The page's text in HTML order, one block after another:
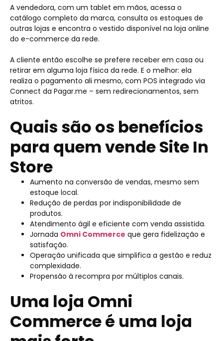
A vendedora, com um tablet em mãos, acessa o
catálogo completo da marca, consulta os estoques de
outras lojas e encontra o vestido disponível na loja online
do e-commerce da rede.
A cliente então escolhe se prefere receber em casa ou
retirar em alguma loja física da rede. E o melhor: ela
realiza o pagamento ali mesmo, com POS integrado via
Connect da Pagar.me – sem redirecionamentos, sem
atritos.
Quais são os benefícios
para quem vende Site In
Store
Aumento na conversão de vendas, mesmo sem
estoque local.
Redução de perdas por indisponibilidade de
produtos.
Atendimento ágil e eficiente com venda assistida.
Jornada Omni Commerce que gera fidelização e
satisfação.
Operação unificada que simplifica a gestão e reduz
complexidade.
Propensão à recompra por múltiplos canais.
Uma loja Omni
Commerce é uma loja